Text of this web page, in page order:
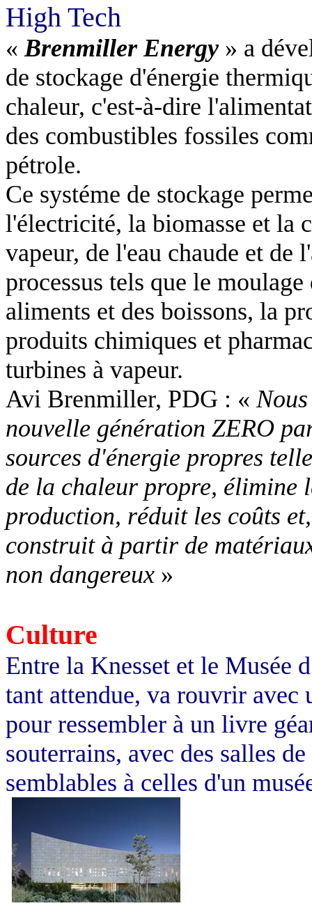
High Tech
« Brenmiller Energy » a
de stockage d'énergie
chaleur, c'est-à-dire
des combustibles fossiles
pétrole.
Ce systéme de stockage
l'électricité, la biomasse et la
vapeur, de l'eau chaude et de
processus tels que le
aliments et des boissons, la
produits chimiques et
turbines à vapeur.
Avi Brenmiller, PDG : «
nouvelle génération ZERO
sources d'énergie propres
de la chaleur propre, élimine
production, réduit les coûts
construit à partir de
non dangereux »
Culture
Entre la Knesset et le Musée
tant attendue, va rouvrir avec
pour ressembler à un livre
souterrains, avec des salles
semblables à celles d'un